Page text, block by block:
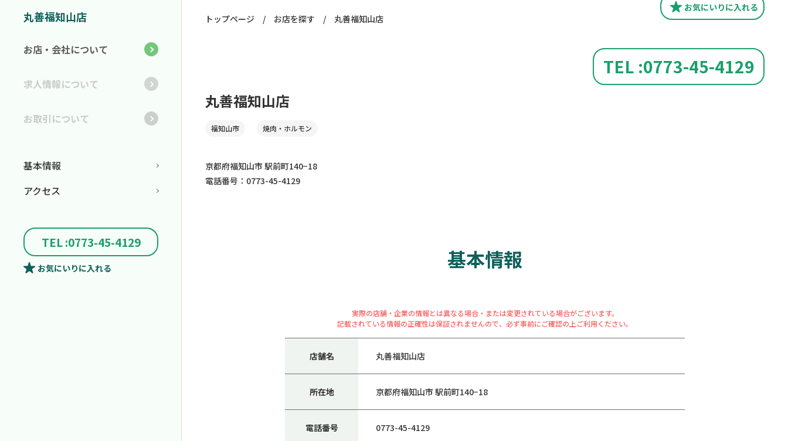
トップページ / お店を探す / 丸善福知山店
お気にいりに入れる
TEL :0773-45-4129
丸善福知山店
福知山市 焼肉・ホルモン
京都府福知山市 駅前町140−18
電話番号：0773-45-4129
基本情報
実際の店舗・企業の情報とは異なる場合・または変更されている場合がございます。
記載されている情報の正確性は保証されませんので、必ず事前にご確認の上ご利用ください。
店舗名 丸善福知山店
所在地 京都府福知山市 駅前町140−18
電話番号 0773-45-4129
丸善福知山店
お店・会社について
求人情報について
お取引について
基本情報
アクセス
TEL :0773-45-4129
お気にいりに入れる